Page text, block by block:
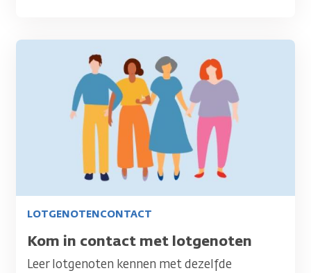
Afbeelding
LOTGENOTENCONTACT
Titel
Kom in contact met lotgenoten
Leer lotgenoten kennen met dezelfde